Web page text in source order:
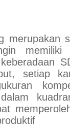
merupakan
memiliki
setiap